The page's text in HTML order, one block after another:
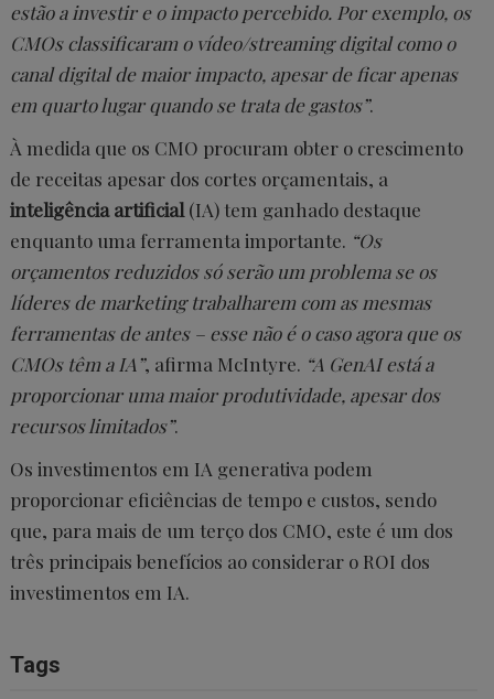
estão a investir e o impacto percebido. Por exemplo, os
CMOs classificaram o vídeo/streaming digital como o
canal digital de maior impacto, apesar de ficar apenas
em quarto lugar quando se trata de gastos”.
À medida que os CMO procuram obter o crescimento
de receitas apesar dos cortes orçamentais, a
inteligência artificial (IA) tem ganhado destaque
enquanto uma ferramenta importante. “Os
orçamentos reduzidos só serão um problema se os
líderes de marketing trabalharem com as mesmas
ferramentas de antes – esse não é o caso agora que os
CMOs têm a IA”, afirma McIntyre. “A GenAI está a
proporcionar uma maior produtividade, apesar dos
recursos limitados”.
Os investimentos em IA generativa podem
proporcionar eficiências de tempo e custos, sendo
que, para mais de um terço dos CMO, este é um dos
três principais benefícios ao considerar o ROI dos
investimentos em IA.
Tags